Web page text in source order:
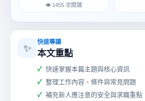
👁 1455 次閱讀
✨
快速導讀
本文重點
快速掌握本篇主題與核心資訊
整理工作內容、條件與常見問題
補充新人應注意的安全與求職重點